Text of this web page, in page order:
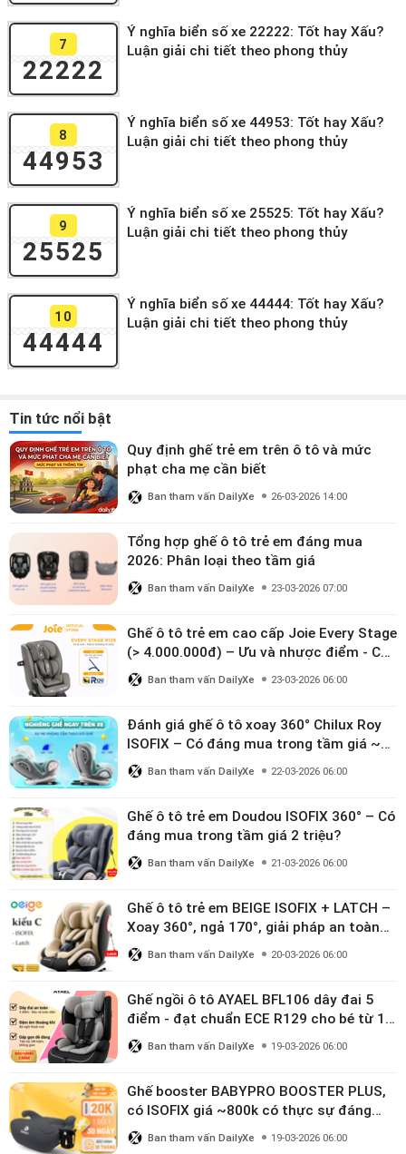
7
22222
Ý nghĩa biển số xe 22222: Tốt hay Xấu?
Luận giải chi tiết theo phong thủy
8
44953
Ý nghĩa biển số xe 44953: Tốt hay Xấu?
Luận giải chi tiết theo phong thủy
9
25525
Ý nghĩa biển số xe 25525: Tốt hay Xấu?
Luận giải chi tiết theo phong thủy
10
44444
Ý nghĩa biển số xe 44444: Tốt hay Xấu?
Luận giải chi tiết theo phong thủy
Tin tức nổi bật
Quy định ghế trẻ em trên ô tô và mức
phạt cha mẹ cần biết
Ban tham vấn DailyXe 26-03-2026 14:00
Tổng hợp ghế ô tô trẻ em đáng mua
2026: Phân loại theo tầm giá
Ban tham vấn DailyXe 23-03-2026 07:00
Ghế ô tô trẻ em cao cấp Joie Every Stage
(> 4.000.000đ) – Ưu và nhược điểm - Có
đáng đầu tư cho bé từ 0–12 tuổi?
Ban tham vấn DailyXe 23-03-2026 06:00
Đánh giá ghế ô tô xoay 360° Chilux Roy
ISOFIX – Có đáng mua trong tầm giá ~3
triệu
Ban tham vấn DailyXe 22-03-2026 06:00
Ghế ô tô trẻ em Doudou ISOFIX 360° – Có
đáng mua trong tầm giá 2 triệu?
Ban tham vấn DailyXe 21-03-2026 06:00
Ghế ô tô trẻ em BEIGE ISOFIX + LATCH –
Xoay 360°, ngả 170°, giải pháp an toàn
linh hoạt cho bé 0–10 tuổi
Ban tham vấn DailyXe 20-03-2026 06:00
Ghế ngồi ô tô AYAEL BFL106 dây đai 5
điểm - đạt chuẩn ECE R129 cho bé từ 1–
10 tuổi
Ban tham vấn DailyXe 19-03-2026 06:00
Ghế booster BABYPRO BOOSTER PLUS,
có ISOFIX giá ~800k có thực sự đáng
mua?
Ban tham vấn DailyXe 19-03-2026 06:00